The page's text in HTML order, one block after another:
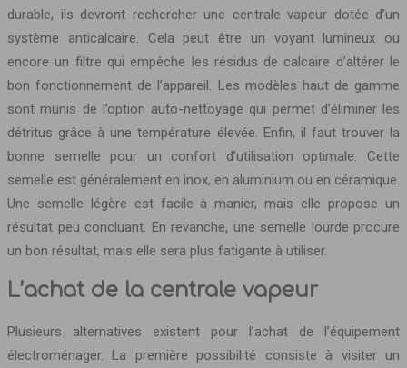
durable, ils devront rechercher une centrale vapeur dotée d’un
système anticalcaire. Cela peut être un voyant lumineux ou
encore un filtre qui empêche les résidus de calcaire d’altérer le
bon fonctionnement de l’appareil. Les modèles haut de gamme
sont munis de l’option auto-nettoyage qui permet d’éliminer les
détritus grâce à une température élevée. Enfin, il faut trouver la
bonne semelle pour un confort d’utilisation optimale. Cette
semelle est généralement en inox, en aluminium ou en céramique.
Une semelle légère est facile à manier, mais elle propose un
résultat peu concluant. En revanche, une semelle lourde procure
un bon résultat, mais elle sera plus fatigante à utiliser.
L’achat de la centrale vapeur
Plusieurs alternatives existent pour l’achat de l’équipement
électroménager. La première possibilité consiste à visiter un